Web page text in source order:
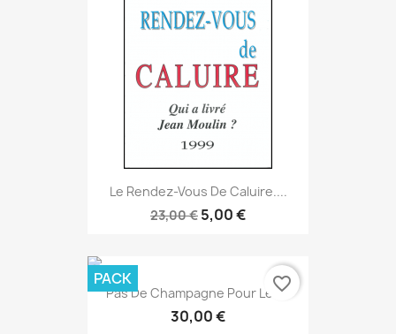
Le Rendez-Vous De Caluire....
23,00 € 5,00 €
Pas De Champagne Pour Les...
30,00 €
PACK favorite_border